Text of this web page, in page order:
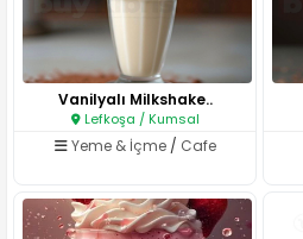
Vanilyalı Milkshake..
Lefkoşa / Kumsal
Yeme & İçme/ Cafe